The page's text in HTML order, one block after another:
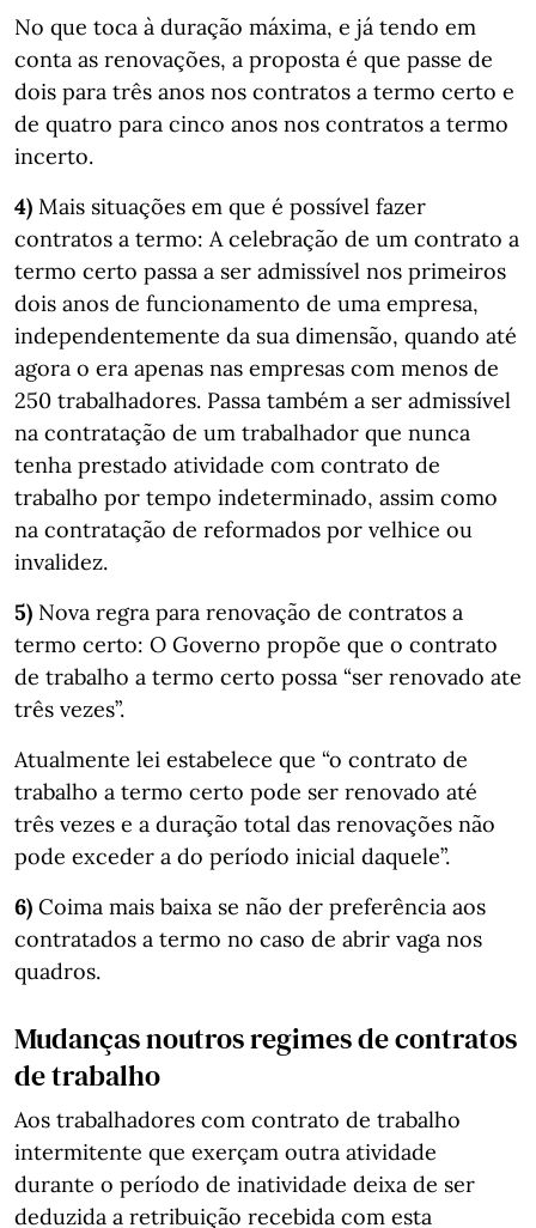
No que toca à duração máxima, e já tendo em
conta as renovações, a proposta é que passe de
dois para três anos nos contratos a termo certo e
de quatro para cinco anos nos contratos a termo
incerto.
4) Mais situações em que é possível fazer
contratos a termo: A celebração de um contrato a
termo certo passa a ser admissível nos primeiros
dois anos de funcionamento de uma empresa,
independentemente da sua dimensão, quando até
agora o era apenas nas empresas com menos de
250 trabalhadores. Passa também a ser admissível
na contratação de um trabalhador que nunca
tenha prestado atividade com contrato de
trabalho por tempo indeterminado, assim como
na contratação de reformados por velhice ou
invalidez.
5) Nova regra para renovação de contratos a
termo certo: O Governo propõe que o contrato
de trabalho a termo certo possa “ser renovado ate
três vezes”.
Atualmente lei estabelece que “o contrato de
trabalho a termo certo pode ser renovado até
três vezes e a duração total das renovações não
pode exceder a do período inicial daquele”.
6) Coima mais baixa se não der preferência aos
contratados a termo no caso de abrir vaga nos
quadros.
Mudanças noutros regimes de contratos
de trabalho
Aos trabalhadores com contrato de trabalho
intermitente que exerçam outra atividade
durante o período de inatividade deixa de ser
deduzida a retribuição recebida com esta